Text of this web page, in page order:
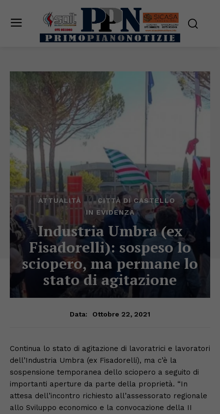
ATTUALITÀ
CITTÀ DI CASTELLO
IN EVIDENZA
Industria Umbra (ex
Fisadorelli): sospeso lo
sciopero, ma permane lo
stato di agitazione
Data: Ottobre 22, 2021
Continua lo stato di agitazione di lavoratrici e lavoratori
dell’Industria Umbra (ex Fisadorelli), ma c’è la
sospensione temporanea dello sciopero a seguito di
importanti aperture da parte della proprietà. “In
attesa dell’incontro richiesto all’assessorato regionale
allo Sviluppo economico e la convocazione della II